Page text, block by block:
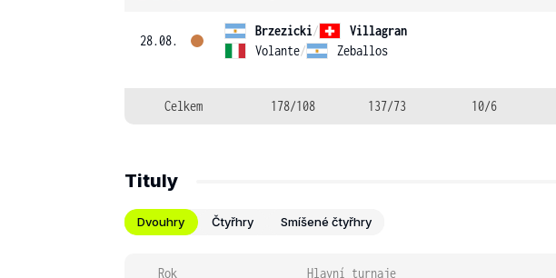
28.08.
Brzezicki/
Villagran
Volante/ Zeballos
Celkem 178/108 137/73 10/6
Tituly
Dvouhry Čtyřhry Smíšené čtyřhry
Rok Hlavní turnaje